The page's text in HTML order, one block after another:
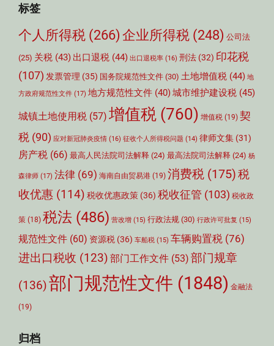
标签
个人所得税 (266) 企业所得税 (248) 公司法
(25) 关税 (43) 出口退税 (44) 出口退税率 (16) 刑法 (32) 印花税
(107) 发票管理 (35) 国务院规范性文件 (30) 土地增值税 (44) 地
方政府规范性文件 (17) 地方规范性文件 (40)城市维护建设税 (45)
城镇土地使用税 (57) 增值税 (760) 增值税 (19) 契
税 (90) 应对新冠肺炎疫情 (16) 征收个人所得税问题 (14) 律师文集 (31)
房产税 (66) 最高人民法院司法解释 (24) 最高法院司法解释 (24) 杨
森律师 (17) 法律 (69) 海南自由贸易港 (19) 消费税 (175)税
收优惠 (114) 税收优惠政策 (36) 税收征管 (103) 税收政
策 (18) 税法 (486) 营改增 (15) 行政法规 (30) 行政许可批复 (15)
规范性文件 (60) 资源税 (36) 车船税 (15) 车辆购置税 (76)
进出口税收 (123) 部门工作文件 (53) 部门规章
(136)部门规范性文件 (1848) 金融法
(19)
归档